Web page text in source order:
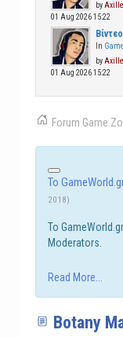
by
01 Aug 2026 15:22
In
by
01 Aug 2026 15:22
Forum Game
Το
2018)
Το
Moderators.
Read More...
Botany